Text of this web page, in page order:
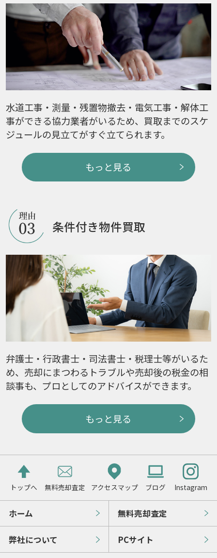
水道工事・測量・残置物撤去・電気工事・解体工
事ができる協力業者がいるため、買取までのスケ
ジュールの見立てがすぐ立てられます。
もっと見る
条件付き物件買取
弁護士・行政書士・司法書士・税理士等がいるた
め、売却にまつわるトラブルや売却後の税金の相
談事も、プロとしてのアドバイスができます。
もっと見る
トップへ 無料売却査定 アクセスマップ ブログ Instagram
ホーム 無料売却査定
弊社について PCサイト